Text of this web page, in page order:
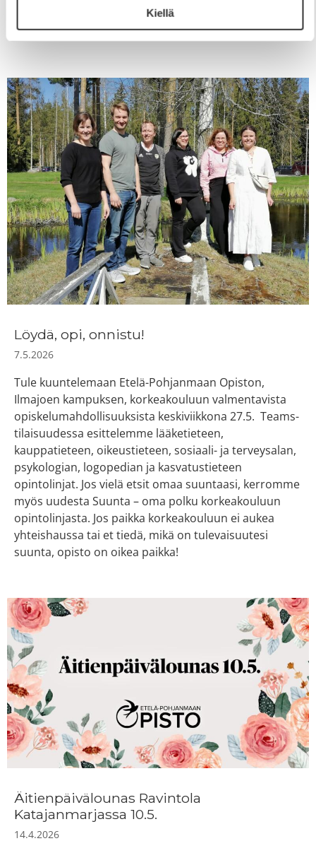
Kiellä
tavoitteen saavuttamiseksi Etelä-Pohjanmaan Opiston
teatterilinja ja Seinäjoen kaupunginteatteri
Löydä, opi, onnistu!
7.5.2026
Tule kuuntelemaan Etelä-Pohjanmaan Opiston,
Ilmajoen kampuksen, korkeakouluun valmentavista
opiskelumahdollisuuksista keskiviikkona 27.5. Teams-
tilaisuudessa esittelemme lääketieteen,
kauppatieteen, oikeustieteen, sosiaali- ja terveysalan,
psykologian, logopedian ja kasvatustieteen
opintolinjat. Jos vielä etsit omaa suuntaasi, kerromme
myös uudesta Suunta – oma polku korkeakouluun
opintolinjasta. Jos paikka korkeakouluun ei aukea
yhteishaussa tai et tiedä, mikä on tulevaisuutesi
suunta, opisto on oikea paikka!
Äitienpäivälounas Ravintola
Katajanmarjassa 10.5.
14.4.2026